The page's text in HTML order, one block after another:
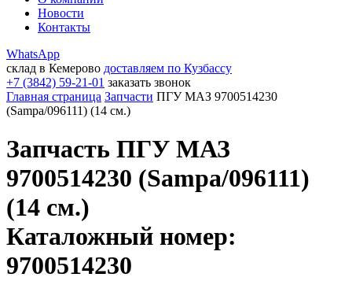
Новости
Контакты
WhatsApp
склад в Кемерово доставляем по Кузбассу
+7 (3842) 59-21-01 заказать звонок
Главная страница Запчасти ПГУ МАЗ 9700514230
(Sampa/096111) (14 см.)
Запчасть ПГУ МАЗ
9700514230 (Sampa/096111)
(14 см.)
Каталожный номер:
9700514230